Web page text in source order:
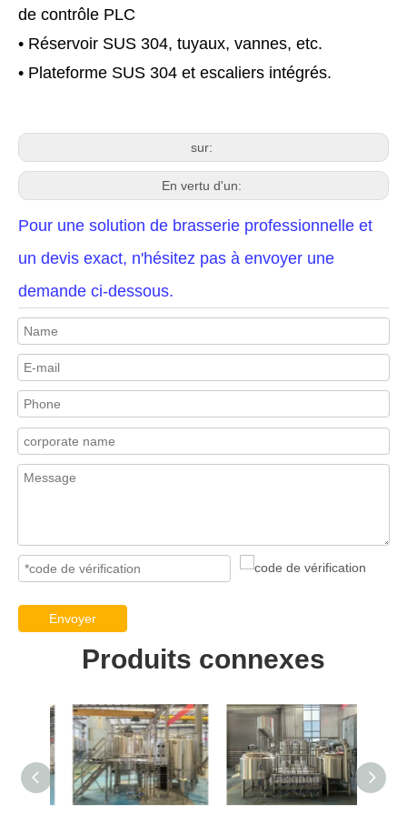
de contrôle PLC
• Réservoir SUS 304, tuyaux, vannes, etc.
• Plateforme SUS 304 et escaliers intégrés.
sur:
En vertu d'un:
Pour une solution de brasserie professionnelle et
un devis exact, n'hésitez pas à envoyer une
demande ci-dessous.
Envoyer
Produits connexes